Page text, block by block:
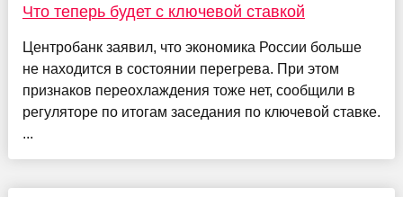
Что теперь будет с ключевой ставкой
Центробанк заявил, что экономика России больше
не находится в состоянии перегрева. При этом
признаков переохлаждения тоже нет, сообщили в
регуляторе по итогам заседания по ключевой ставке.
...